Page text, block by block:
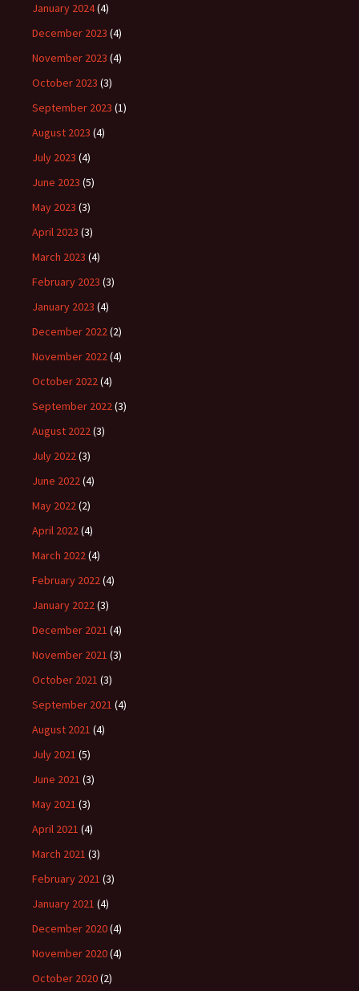
January 2024(4)
December 2023 (4)
November 2023 (4)
October 2023 (3)
September 2023 (1)
August 2023 (4)
July 2023 (4)
June 2023 (5)
May 2023 (3)
April 2023 (3)
March 2023 (4)
February 2023 (3)
January 2023 (4)
December 2022(2)
November 2022(4)
October 2022(4)
September 2022(3)
August 2022(3)
July 2022(3)
June 2022(4)
May 2022(2)
April 2022(4)
March 2022(4)
February 2022(4)
January 2022(3)
December 2021 (4)
November 2021 (3)
October 2021 (3)
September 2021 (4)
August 2021 (4)
July 2021 (5)
June 2021 (3)
May 2021 (3)
April 2021 (4)
March 2021 (3)
February 2021 (3)
January 2021 (4)
December 2020(4)
November 2020(4)
October 2020(2)